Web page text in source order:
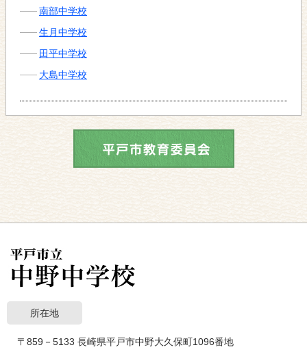
南部中学校
生月中学校
田平中学校
大島中学校
所在地
〒859－5133 長崎県平戸市中野大久保町1096番地